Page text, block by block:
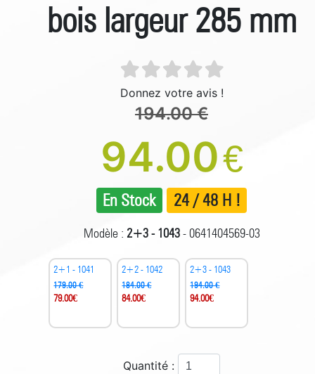
bois largeur 285 mm
Donnez votre avis !
194.00 €
94.00€
En Stock 24 / 48 H !
Modèle : 2+3 - 1043- 0641404569-03
2+1 - 1041
179.00 €
79.00€
2+2 - 1042
184.00 €
84.00€
2+3 - 1043
194.00 €
94.00€
Quantité :